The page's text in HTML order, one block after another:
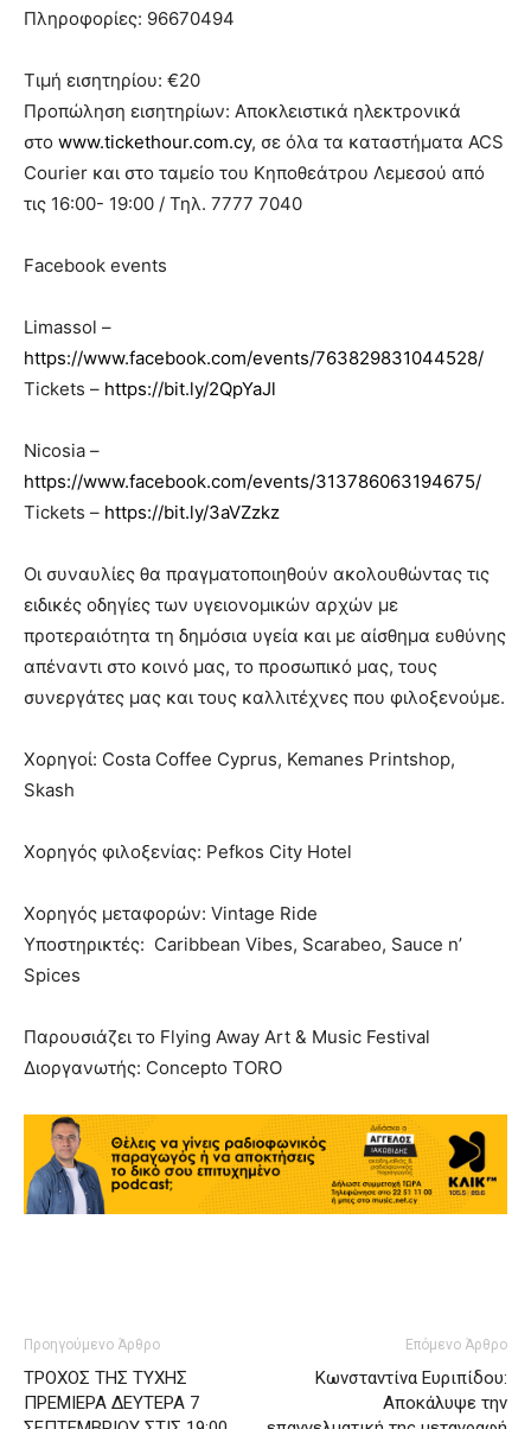
Πληροφορίες: 96670494
Τιμή εισητηρίου: €20
Προπώληση εισητηρίων: Αποκλειστικά ηλεκτρονικά
στο www.tickethour.com.cy, σε όλα τα καταστήματα ACS
Courier και στο ταμείο του Κηποθεάτρου Λεμεσού από
τις 16:00- 19:00 / Τηλ. 7777 7040
Facebook events
Limassol –
https://www.facebook.com/events/763829831044528/
Tickets – https://bit.ly/2QpYaJl
Nicosia –
https://www.facebook.com/events/313786063194675/
Tickets – https://bit.ly/3aVZzkz
Οι συναυλίες θα πραγματοποιηθούν ακολουθώντας τις
ειδικές οδηγίες των υγειονομικών αρχών με
προτεραιότητα τη δημόσια υγεία και με αίσθημα ευθύνης
απέναντι στο κοινό μας, το προσωπικό μας, τους
συνεργάτες μας και τους καλλιτέχνες που φιλοξενούμε.
Χορηγοί: Costa Coffee Cyprus, Kemanes Printshop,
Skash
Χορηγός φιλοξενίας: Pefkos City Hotel
Χορηγός μεταφορών: Vintage Ride
Υποστηρικτές: Caribbean Vibes, Scarabeo, Sauce n’
Spices
Παρουσιάζει το Flying Away Art & Music Festival
Διοργανωτής: Concepto TORO
Προηγούμενο Άρθρο
ΤΡΟΧΟΣ ΤΗΣ ΤΥΧΗΣ
ΠΡΕΜΙΕΡΑ ΔΕΥΤΕΡΑ 7
Επόμενο Άρθρο
Κωνσταντίνα Ευριπίδου:
Αποκάλυψε την